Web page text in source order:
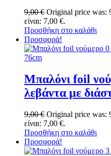
9,00€ Original price was:
είναι: 7,00 €.
Προσθήκη στο καλάθι
Προσφορά!
Μπαλόνι foil
λεβάντα με
9,00€ Original price was:
είναι: 7,00 €.
Προσθήκη στο καλάθι
Προσφορά!